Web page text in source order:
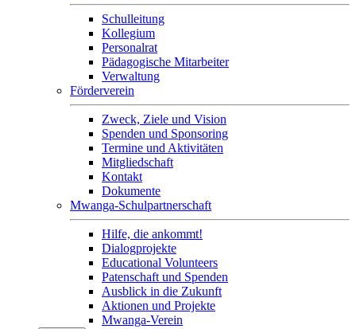
Schulleitung
Kollegium
Personalrat
Pädagogische Mitarbeiter
Verwaltung
Förderverein
Zweck, Ziele und Vision
Spenden und Sponsoring
Termine und Aktivitäten
Mitgliedschaft
Kontakt
Dokumente
Mwanga-Schulpartnerschaft
Hilfe, die ankommt!
Dialogprojekte
Educational Volunteers
Patenschaft und Spenden
Ausblick in die Zukunft
Aktionen und Projekte
Mwanga-Verein